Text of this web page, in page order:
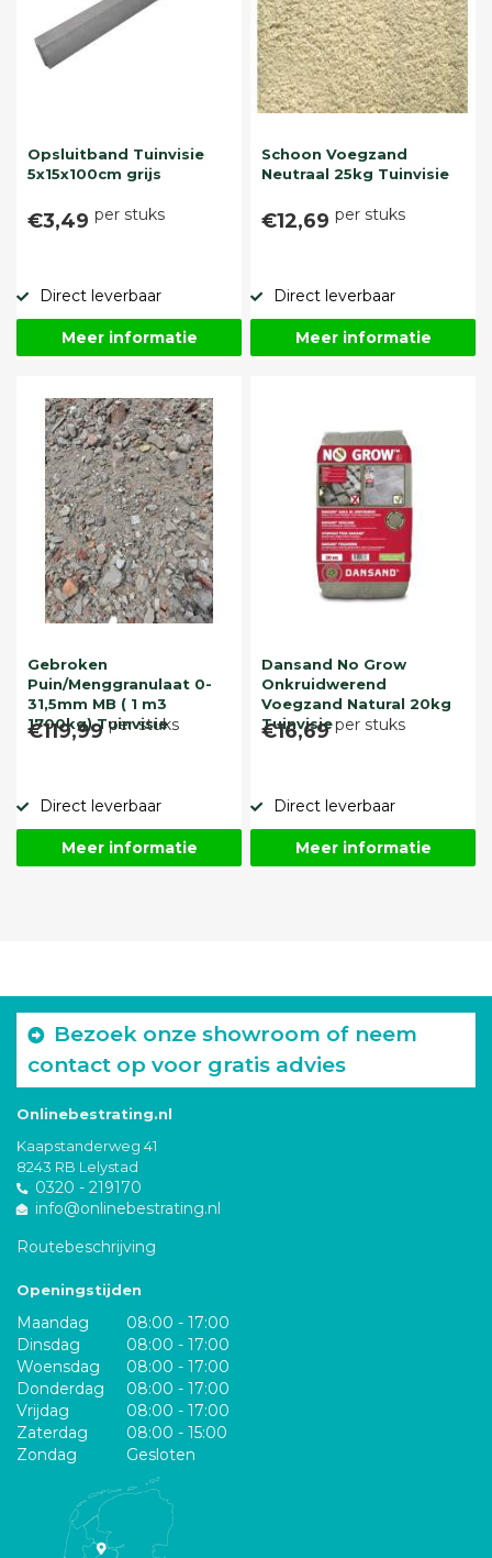
Opsluitband Tuinvisie
5x15x100cm grijs
€3,49 per stuks
Direct leverbaar
Meer informatie
Schoon Voegzand
Neutraal 25kg Tuinvisie
€12,69 per stuks
Direct leverbaar
Meer informatie
Gebroken
Puin/Menggranulaat 0-
31,5mm MB ( 1 m3
1700kg) Tuinvisie
€119,99 per stuks
Direct leverbaar
Meer informatie
Dansand No Grow
Onkruidwerend
Voegzand Natural 20kg
Tuinvisie
€16,69per stuks
Direct leverbaar
Meer informatie
Bezoek onze showroom of neem
contact op voor gratis advies
Onlinebestrating.nl
Kaapstanderweg 41
8243 RB Lelystad
0320 - 219170
info@onlinebestrating.nl
Routebeschrijving
Openingstijden
Maandag
08:00 - 17:00
Dinsdag
08:00 - 17:00
Woensdag
08:00 - 17:00
Donderdag
08:00 - 17:00
Vrijdag
08:00 - 17:00
Zaterdag
08:00 - 15:00
Zondag
Gesloten